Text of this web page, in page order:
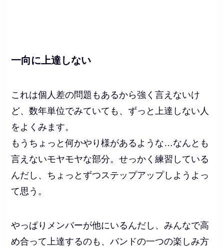
一向に上達しない
これは個人差の問題もあるから強く言えないけ
ど、数年単位でみていても、ずっと上達しない人
をよくみます。
もうちょっと何かやり様があるような…なんとも
言えないモヤモヤな部分。せっかく練習している
んだし、ちょっとずつステップアップしようよっ
て思う。
やっぱりメンバーが他にいるんだし、みんなで高
め合って上達するのも、バンドの一つの楽しみ方